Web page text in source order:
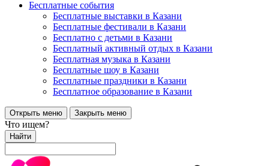
Бесплатные события
Бесплатные выставки в Казани
Бесплатные фестивали в Казани
Бесплатно с детьми в Казани
Бесплатный активный отдых в Казани
Бесплатная музыка в Казани
Бесплатные шоу в Казани
Бесплатные праздники в Казани
Бесплатное образование в Казани
Открыть меню Закрыть меню
Что ищем?
Найти